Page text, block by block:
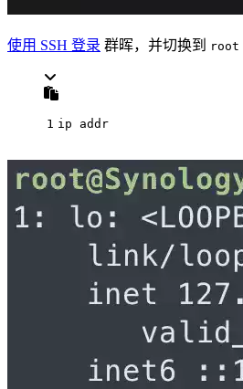
使用 SSH 登录 群晖，并切换到 root
1 ip addr